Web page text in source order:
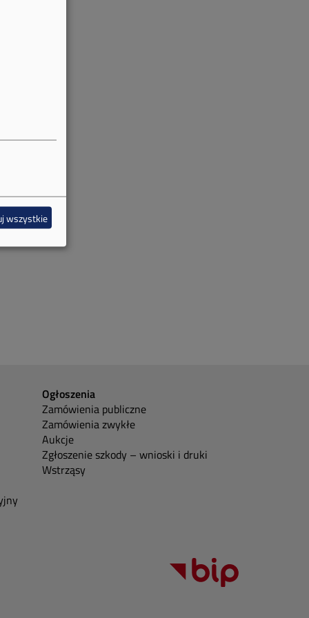
Ogłoszenia
Zamówienia publiczne
Zamówienia zwykłe
Aukcje
Zgłoszenie szkody – wnioski i druki
Wstrząsy
wszystkie